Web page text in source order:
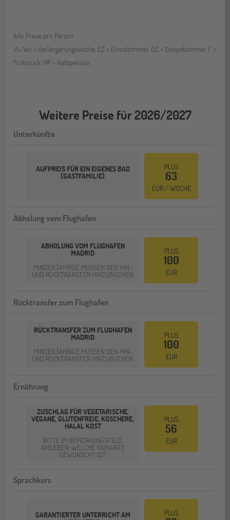
Alle Preise pro Person
VL-Wo = Verlängerungswoche, EZ = Einzelzimmer, DZ = Doppelzimmer, F =
Frühstück, HP = Halbpension
Weitere Preise für 2026/2027
Unterkünfte
AUFPREIS FÜR EIN EIGENES BAD
(GASTFAMILIE)
PLUS
63
EUR / WOCHE
Abholung vom Flughafen
ABHOLUNG VOM FLUGHAFEN
MADRID
MINDERJÄHRIGE MÜSSEN DEN HIN-
UND RÜCKTRANSFER HINZUBUCHEN.
PLUS
100
EUR
Rücktransfer zum Flughafen
RÜCKTRANSFER ZUM FLUGHAFEN
MADRID
MINDERJÄHRIGE MÜSSEN DEN HIN-
UND RÜCKTRANSFER HINZUBUCHEN.
PLUS
100
EUR
Ernährung
ZUSCHLAG FÜR VEGETARISCHE,
VEGANE, GLUTENFREIE, KOSCHERE,
HALAL KOST
BITTE IM BEMERKUNGSFELD
ANGEBEN, WELCHE VARIANTE
GEWÜNSCHT IST.
PLUS
56
EUR
Sprachkurs
GARANTIERTER UNTERRICHT AM PLUS